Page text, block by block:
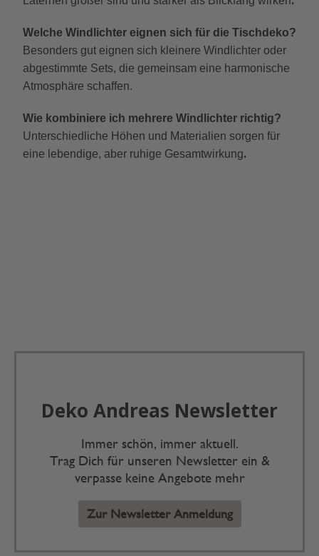
Welche Windlichter eignen sich für die Tischdeko?
Besonders gut eignen sich kleinere Windlichter oder
abgestimmte Sets, die gemeinsam eine harmonische
Atmosphäre schaffen.
Wie kombiniere ich mehrere Windlichter richtig?
Unterschiedliche Höhen und Materialien sorgen für
eine lebendige, aber ruhige Gesamtwirkung.
Deko Andreas Newsletter
Immer schön, immer aktuell.
Trag Dich für unseren Newsletter ein &
verpasse keine Angebote mehr
Zur Newsletter Anmeldung